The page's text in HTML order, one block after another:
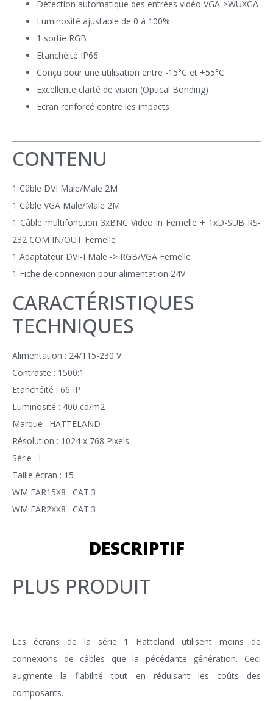
Détection automatique des entrées vidéo VGA->WUXGA
Luminosité ajustable de 0 à 100%
1 sortie RGB
Etanchéité IP66
Conçu pour une utilisation entre -15°C et +55°C
Excellente clarté de vision (Optical Bonding)
Ecran renforcé contre les impacts
CONTENU
1 Câble DVI Male/Male 2M
1 Câble VGA Male/Male 2M
1 Câble multifonction 3xBNC Video In Femelle + 1xD-SUB RS-
232 COM IN/OUT Femelle
1 Adaptateur DVI-I Male -> RGB/VGA Femelle
1 Fiche de connexion pour alimentation 24V
CARACTÉRISTIQUES
TECHNIQUES
Alimentation : 24/115-230 V
Contraste : 1500:1
Etanchéité : 66 IP
Luminosité : 400 cd/m2
Marque : HATTELAND
Résolution : 1024 x 768 Pixels
Série : I
Taille écran : 15
WM FAR15X8 : CAT.3
WM FAR2XX8 : CAT.3
DESCRIPTIF
PLUS PRODUIT
Les écrans de la série 1 Hatteland utilisent moins de
connexions de câbles que la pécédante génération. Ceci
augmente la fiabilité tout en réduisant les coûts des
composants.